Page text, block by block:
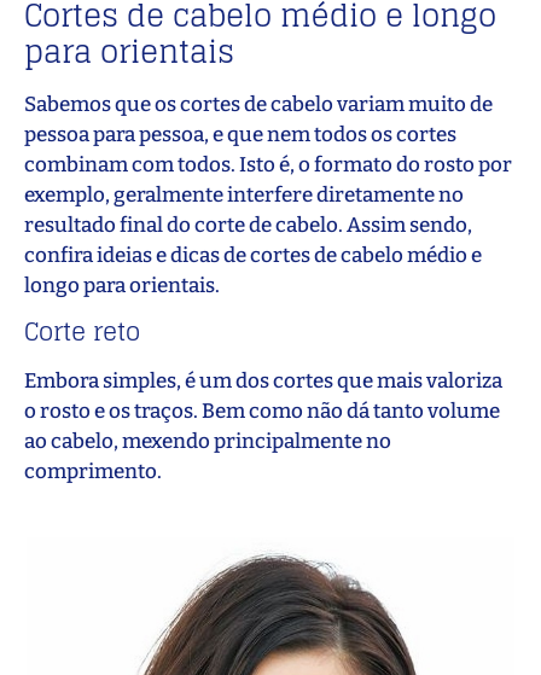
Cortes de cabelo médio e longo
para orientais
Sabemos que os cortes de cabelo variam muito de
pessoa para pessoa, e que nem todos os cortes
combinam com todos. Isto é, o formato do rosto por
exemplo, geralmente interfere diretamente no
resultado final do corte de cabelo. Assim sendo,
confira ideias e dicas de cortes de cabelo médio e
longo para orientais.
Corte reto
Embora simples, é um dos cortes que mais valoriza
o rosto e os traços. Bem como não dá tanto volume
ao cabelo, mexendo principalmente no
comprimento.